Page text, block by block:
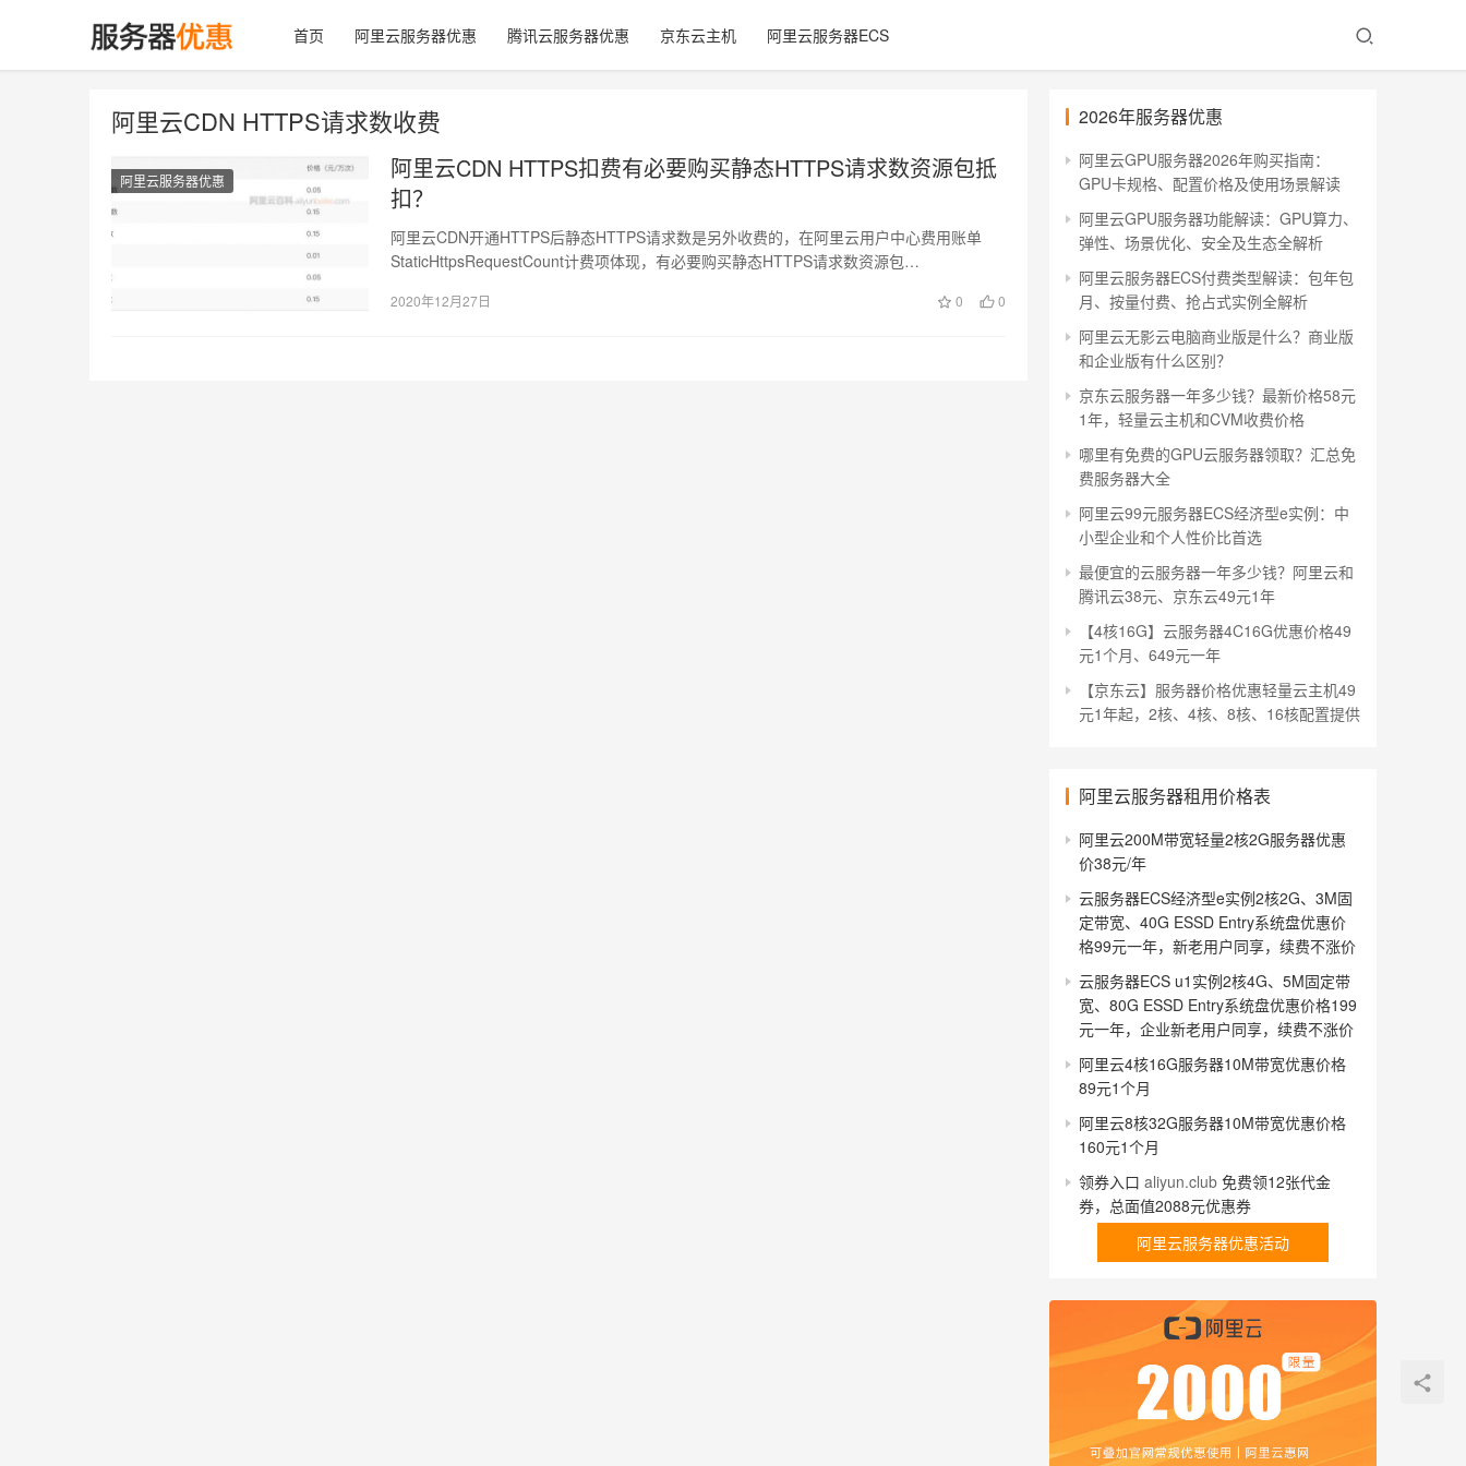
首页 阿里云服务器优惠 腾讯云服务器优惠 京东云主机 阿里云服务器ECS
阿里云CDN HTTPS请求数收费
阿里云服务器优惠
阿里云CDN HTTPS扣费有必要购买静态HTTPS请求数资源包抵
扣？
阿里云CDN开通HTTPS后静态HTTPS请求数是另外收费的，在阿里云用户中心费用账单
StaticHttpsRequestCount计费项体现，有必要购买静态HTTPS请求数资源包…
2020年12月27日 0 0
2026年服务器优惠
阿里云GPU服务器2026年购买指南：
GPU卡规格、配置价格及使用场景解读
阿里云GPU服务器功能解读：GPU算力、
弹性、场景优化、安全及生态全解析
阿里云服务器ECS付费类型解读：包年包
月、按量付费、抢占式实例全解析
阿里云无影云电脑商业版是什么？商业版
和企业版有什么区别？
京东云服务器一年多少钱？最新价格58元
1年，轻量云主机和CVM收费价格
哪里有免费的GPU云服务器领取？汇总免
费服务器大全
阿里云99元服务器ECS经济型e实例：中
小型企业和个人性价比首选
最便宜的云服务器一年多少钱？阿里云和
腾讯云38元、京东云49元1年
【4核16G】云服务器4C16G优惠价格49
元1个月、649元一年
【京东云】服务器价格优惠轻量云主机49
元1年起，2核、4核、8核、16核配置提供
阿里云服务器租用价格表
阿里云200M带宽轻量2核2G服务器优惠
价38元/年
云服务器ECS经济型e实例2核2G、3M固
定带宽、40G ESSD Entry系统盘优惠价
格99元一年，新老用户同享，续费不涨价
云服务器ECS u1实例2核4G、5M固定带
宽、80G ESSD Entry系统盘优惠价格199
元一年，企业新老用户同享，续费不涨价
阿里云4核16G服务器10M带宽优惠价格
89元1个月
阿里云8核32G服务器10M带宽优惠价格
160元1个月
领券入口 aliyun.club 免费领12张代金
券，总面值2088元优惠券
阿里云服务器优惠活动